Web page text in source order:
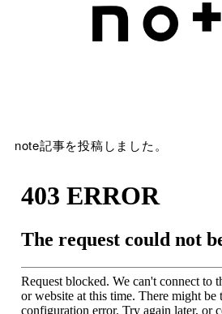
note記事を投稿しました。